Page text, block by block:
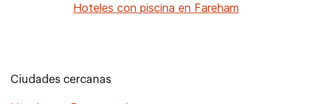
Hoteles con piscina en Fareham
Ciudades cercanas